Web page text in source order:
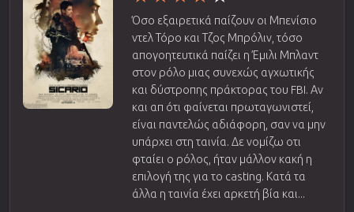
Όσο εξαιρετικά παίζουν οι Μπενίσιο
ντελ Τόρο και Τζος Μπρόλιν, τόσο
απογοητευτικά παίζει η Έμιλι Μπλαντ
στον ρόλο μιας συνεχώς αγχωτικής
και δύστροπης πράκτορας του FBI. Αν
και απ ότι φαίνεται πρωταγωνιστεί,
είναι παντελώς αδιάφορη, σαν να μην
υπάρχει στη ταινία. Δε νομίζω οτι
φταίει ο ρόλος, ήταν μάλλον κακή η
επιλογή της για το casting. Κατά τα
άλλα η ταινία έχει αρκετή βία και...